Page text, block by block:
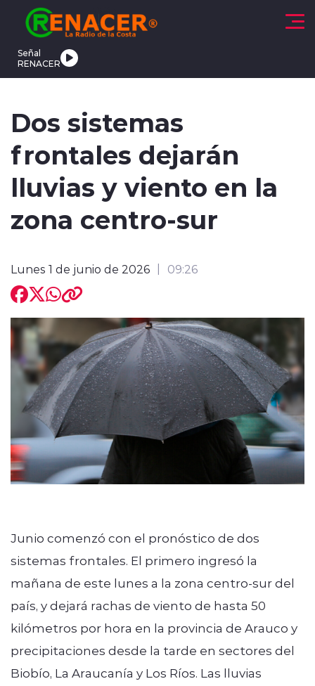
Click acá para ir directamente al contenido
Señal
RENACER
modo claro
Dos sistemas
frontales dejarán
lluvias y viento en la
zona centro-sur
Lunes 1 de junio de 2026 09:26
Junio comenzó con el pronóstico de dos
sistemas frontales. El primero ingresó la
mañana de este lunes a la zona centro-sur del
país, y dejará rachas de viento de hasta 50
kilómetros por hora en la provincia de Arauco y
precipitaciones desde la tarde en sectores del
Biobío, La Araucanía y Los Ríos. Las lluvias